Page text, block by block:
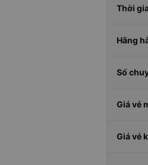
Thời
Hãng
Số
Giá vé
Giá vé